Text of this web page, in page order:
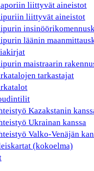
liittyvät aineistot
liittyvät aineistot
läänin
maistraarin
tarkastajat
Kazakstanin
Ukrainan kanssa
Valko-Venäjän
(kokoelma)